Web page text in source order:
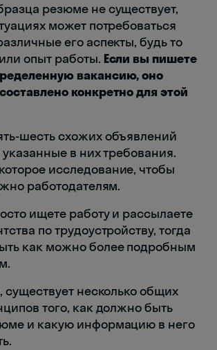
резюме не существует,
может потребоваться
его аспекты, будь то
опыт работы. Если вы пишете
вакансию, оно
конкретно для этой
шесть схожих объявлений
указанные в них требования.
исследование, чтобы
работодателям.
ищете работу и рассылаете
по трудоустройству, тогда
как можно более подробным
существует несколько общих
того, как должно быть
и какую информацию в него